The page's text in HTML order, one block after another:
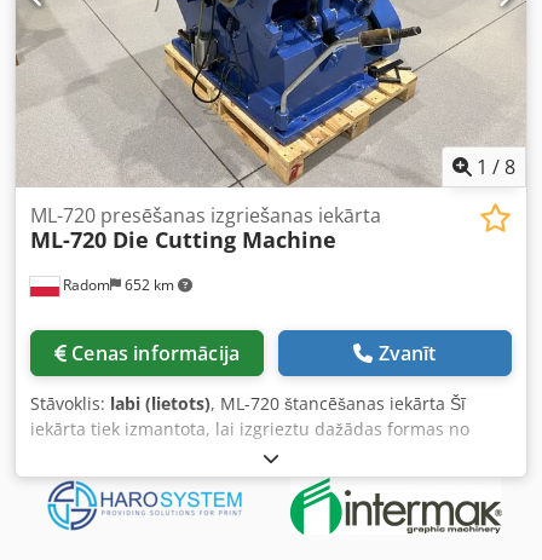
1 /8
Radom 652 km
ML-720 presēšanas izgriešanas iekārta
ML-720 Die Cutting Machine
Cenas informācija Zvanīt
Stāvoklis: labi (lietots), ML-720 štancēšanas iekārta Šī
iekārta tiek izmantota, lai izgrieztu dažādas formas no
štancēšanas matricas, izmantojot tādus materiālus kā
papīrs, kartons, āda, plastmasa u.c. Pēc apkopes
pārbaudes iekārta ir gatava darbam. Formāts: 720 x 510
mm Svars: 1800 kg Barošanas spriegums: 380 V Motors: 2,2